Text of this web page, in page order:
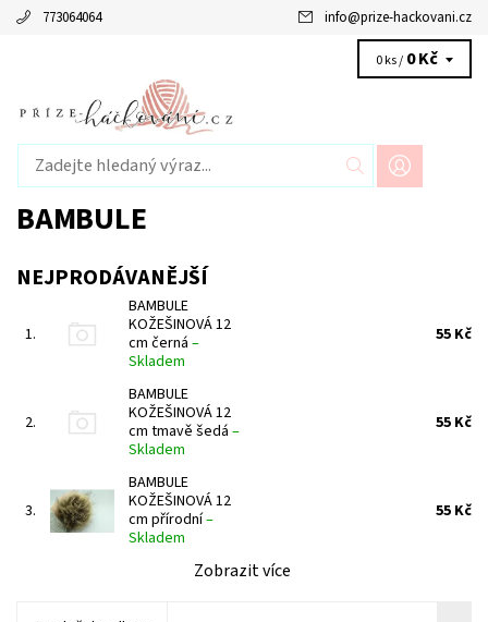
773064064 info@prize-hackovani.cz
0 ks / 0 Kč
BAMBULE
NEJPRODÁVANĚJŠÍ
1.
BAMBULE
KOŽEŠINOVÁ 12
cm černá –
Skladem
55 Kč
2.
BAMBULE
KOŽEŠINOVÁ 12
cm tmavě šedá –
Skladem
55 Kč
3.
BAMBULE
KOŽEŠINOVÁ 12
cm přírodní–
Skladem
55 Kč
Zobrazit více